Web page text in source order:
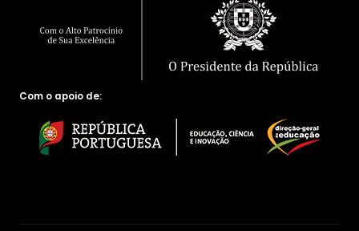
Com o apoio de: